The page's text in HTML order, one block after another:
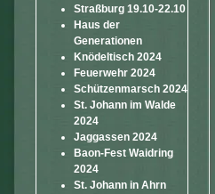
Straßburg 19.10-22.10
Haus der
Generationen
Knödeltisch 2024
Feuerwehr 2024
Schützenmarsch 2024
St. Johann im Walde
2024
Jaggassen 2024
Baon-Fest Waidring
2024
St. Johann in Ahrn